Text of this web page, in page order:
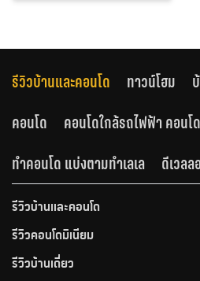
รีวิวบ้านและคอนโด ทาวน์โฮม
คอนโด
คอนโดใกล้รถไฟฟ้า คอน
ทำคอนโด แบ่งตามทำเลเล
ดีเวลล
รีวิวบ้านและคอนโด
รีวิวคอนโดมิเนียม
รีวิวบ้านเดี่ยว